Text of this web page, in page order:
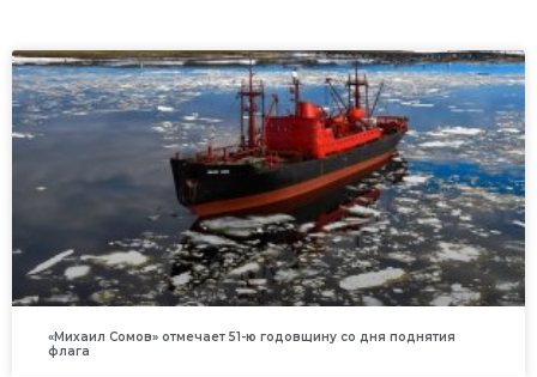
«Михаил Сомов» отмечает 51-ю годовщину со дня поднятия
флага